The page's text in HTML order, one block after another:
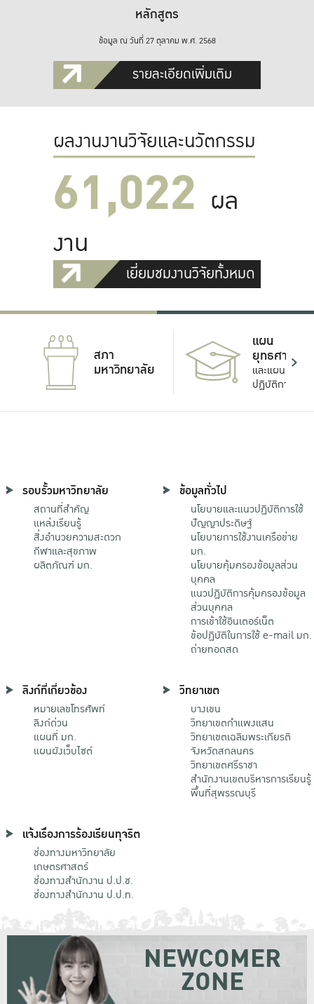
หลักสูตร
ข้อมูล ณ วันที่ 27 ตุลาคม พ.ศ. 2568
รายละเอียดเพิ่มเติม
ผลงานงานวิจัยและนวัตกรรม
61,022 ผล
งาน
เยี่ยมชมงานวิจัยทั้งหมด
สภา
มหาวิทยาลัย
แผน
ยุทธศาสตร์
และแผน
ปฏิบัติการ
รอบรั้วมหาวิทยาลัย
สถานที่สำคัญ
แหล่งเรียนรู้
สิ่งอำนวยความสะดวก
กีฬาและสุขภาพ
ผลิตภัณฑ์ มก.
ข้อมูลทั่วไป
นโยบายและแนวปฏิบัติการใช้
ปัญญาประดิษฐ์
นโยบายการใช้งานเครือข่าย
มก.
นโยบายคุ้มครองข้อมูลส่วน
บุคคล
แนวปฏิบัติการคุ้มครองข้อมูล
ส่วนบุคคล
การเข้าใช้อินเตอร์เน็ต
ข้อปฏิบัติในการใช้ e-mail มก.
ถ่ายทอดสด
ลิงก์ที่เกี่ยวข้อง
หมายเลขโทรศัพท์
ลิงก์ด่วน
แผนที่ มก.
แผนผังเว็บไซต์
วิทยาเขต
บางเขน
วิทยาเขตกําแพงแสน
วิทยาเขตเฉลิมพระเกียรติ
จังหวัดสกลนคร
วิทยาเขตศรีราชา
สำนักงานเขตบริหารการเรียนรู้
พื้นที่สุพรรณบุรี
แจ้งเรื่องการร้องเรียนทุจริต
ช่องทางมหาวิทยาลัย
เกษตรศาสตร์
ช่องทางสำนักงาน ป.ป.ช.
ช่องทางสำนักงาน ป.ป.ท.
NEWCOMER
ZONE